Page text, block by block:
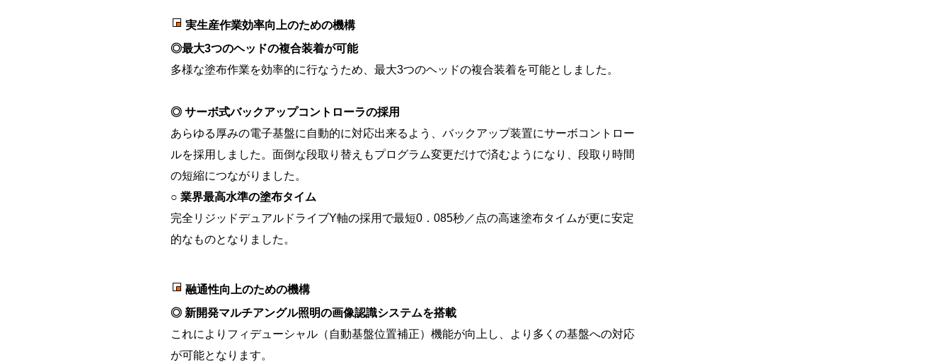
実生産作業効率向上のための機構
◎最大3つのヘッドの複合装着が可能
多様な塗布作業を効率的に行なうため、最大3つのヘッドの複合装着を可能としました。
◎ サーボ式バックアップコントローラの採用
あらゆる厚みの電子基盤に自動的に対応出来るよう、バックアップ装置にサーボコントロー
ルを採用しました。面倒な段取り替えもプログラム変更だけで済むようになり、段取り時間
の短縮につながりました。
○ 業界最高水準の塗布タイム
完全リジッドデュアルドライブY軸の採用で最短0．085秒／点の高速塗布タイムが更に安定
的なものとなりました。
融通性向上のための機構
◎ 新開発マルチアングル照明の画像認識システムを搭載
これによりフィデューシャル（自動基盤位置補正）機能が向上し、より多くの基盤への対応
が可能となります。